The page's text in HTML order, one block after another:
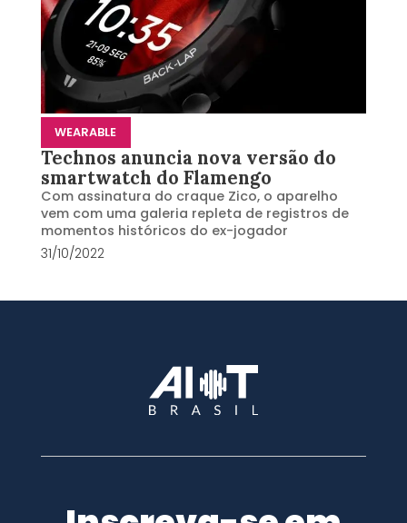
WEARABLE
Technos anuncia nova versão do
smartwatch do Flamengo
Com assinatura do craque Zico, o aparelho
vem com uma galeria repleta de registros de
momentos históricos do ex-jogador
31/10/2022